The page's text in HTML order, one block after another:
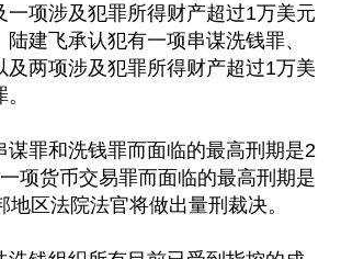
一项涉及犯罪所得财产超过1万美元
建飞承认犯有一项串谋洗钱罪、
及两项涉及犯罪所得财产超过1万美
谋罪和洗钱罪而面临的最高刑期是2
项货币交易罪而面临的最高刑期是
地区法院法官将做出量刑裁决。